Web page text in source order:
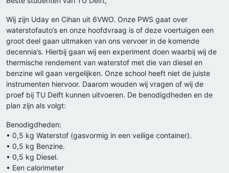
Wij zijn Uday en Cihan uit 6VWO. Onze PWS gaat over
waterstofauto’s en onze hoofdvraag is of deze voertuigen een
groot deel gaan uitmaken van ons vervoer in de komende
decennia’s. Hierbij gaan wij een experiment doen waarbij wij de
thermische rendement van waterstof met die van diesel en
benzine wil gaan vergelijken. Onze school heeft niet de juiste
instrumenten hiervoor. Daarom wouden wij vragen of wij de
proef bij TU Delft kunnen uitvoeren. De benodigdheden en de
plan zijn als volgt:
Benodigdheden:
• 0,5 kg Waterstof (gasvormig in een veilige container).
• 0,5 kg Benzine.
• 0,5 kg Diesel.
• Een calorimeter